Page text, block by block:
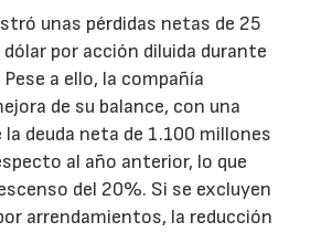
unas pérdidas netas de 25
por acción diluida durante
a ello, la compañía
de su balance, con una
la deuda neta de 1.100 millones
al año anterior, lo que
del 20%. Si se excluyen
arrendamientos, la reducción